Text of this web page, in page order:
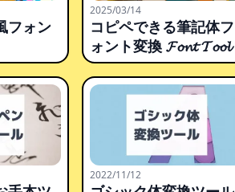
フォン
2025/03/14
コピペできる筆記体フ
ォント変換 𝓕𝓸𝓷𝓽 𝓣𝓸𝓸𝓵
2022/11/12